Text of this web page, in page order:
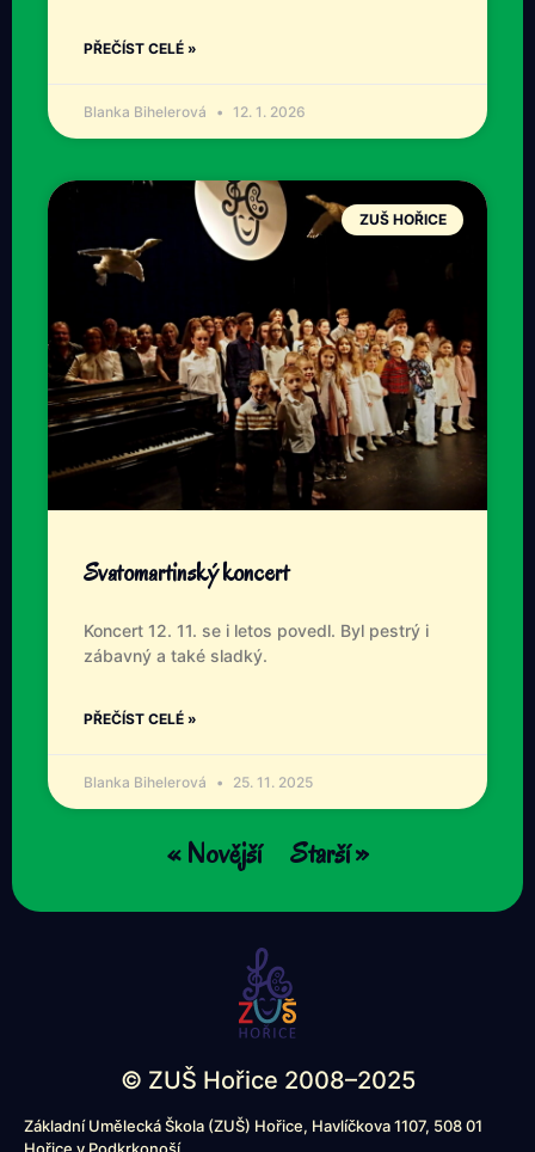
PŘEČÍST CELÉ »
Blanka Bihelerová 12. 1. 2026
ZUŠ HOŘICE
Svatomartinský koncert
Koncert 12. 11. se i letos povedl. Byl pestrý i
zábavný a také sladký.
PŘEČÍST CELÉ »
Blanka Bihelerová 25. 11. 2025
« Novější Starší »
© ZUŠ Hořice 2008–2025
Základní Umělecká Škola (ZUŠ) Hořice, Havlíčkova 1107, 508 01